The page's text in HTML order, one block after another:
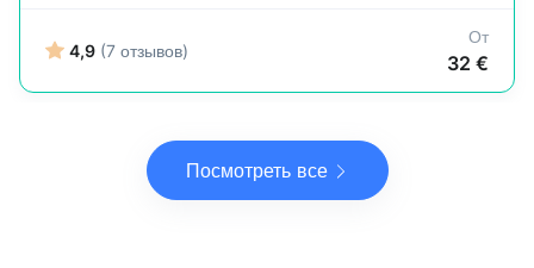
4,9 (7 отзывов)
От
32 €
Посмотреть все